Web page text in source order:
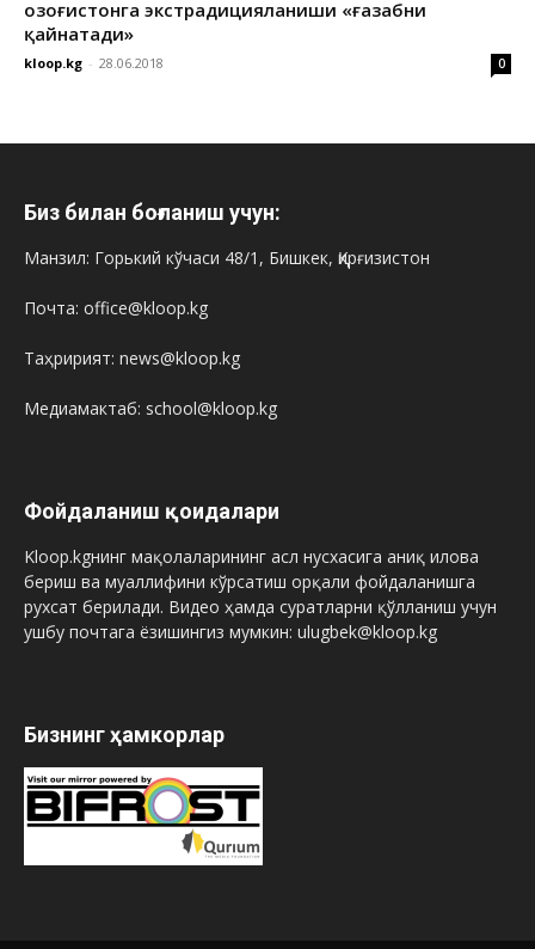
Қозоғистонга экстрадицияланиши «ғазабни
қайнатади»
kloop.kg - 28.06.2018 0
Биз билан боғланиш учун:
Манзил: Горький кўчаси 48/1, Бишкек, Қирғизистон
Почта: office@kloop.kg
Таҳририят: news@kloop.kg
Медиамактаб: school@kloop.kg
Фойдаланиш қоидалари
Kloop.kgнинг мақолаларининг асл нусхасига аниқ илова
бериш ва муаллифини кўрсатиш орқали фойдаланишга
рухсат берилади. Видео ҳамда суратларни қўлланиш учун
ушбу почтага ёзишингиз мумкин: ulugbek@kloop.kg
Бизнинг ҳамкорлар